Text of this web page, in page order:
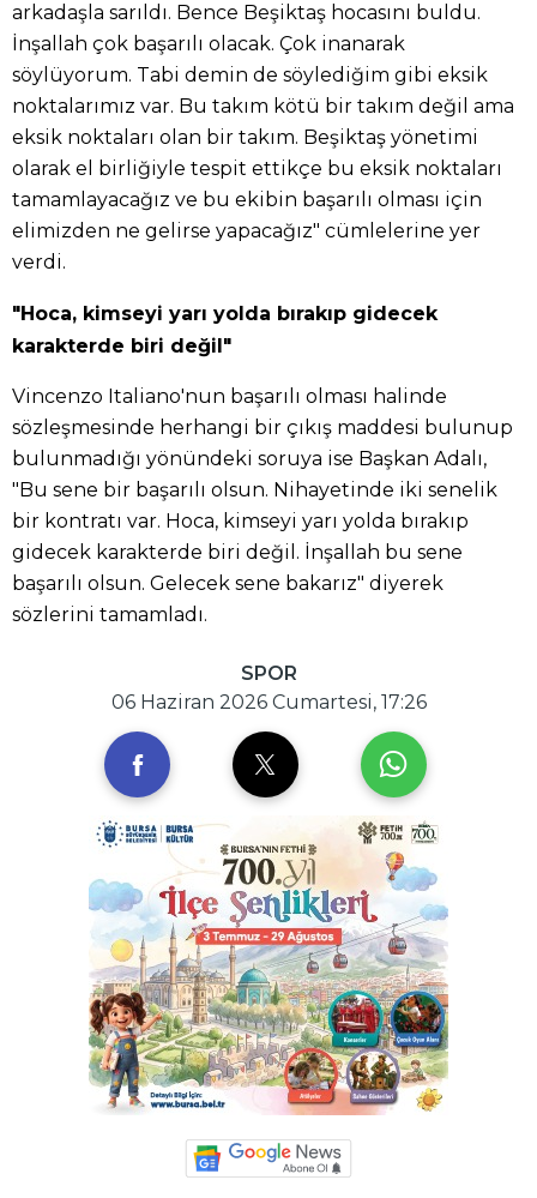
arkadaşla sarıldı. Bence Beşiktaş hocasını buldu.
İnşallah çok başarılı olacak. Çok inanarak
söylüyorum. Tabi demin de söylediğim gibi eksik
noktalarımız var. Bu takım kötü bir takım değil ama
eksik noktaları olan bir takım. Beşiktaş yönetimi
olarak el birliğiyle tespit ettikçe bu eksik noktaları
tamamlayacağız ve bu ekibin başarılı olması için
elimizden ne gelirse yapacağız" cümlelerine yer
verdi.
"Hoca, kimseyi yarı yolda bırakıp gidecek
karakterde biri değil"
Vincenzo Italiano'nun başarılı olması halinde
sözleşmesinde herhangi bir çıkış maddesi bulunup
bulunmadığı yönündeki soruya ise Başkan Adalı,
"Bu sene bir başarılı olsun. Nihayetinde iki senelik
bir kontratı var. Hoca, kimseyi yarı yolda bırakıp
gidecek karakterde biri değil. İnşallah bu sene
başarılı olsun. Gelecek sene bakarız" diyerek
sözlerini tamamladı.
SPOR
06 Haziran 2026 Cumartesi, 17:26